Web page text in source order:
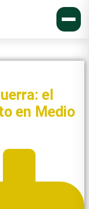
el
en Medio